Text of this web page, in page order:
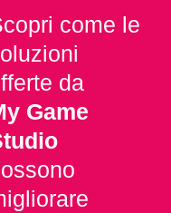
come le
da
Game